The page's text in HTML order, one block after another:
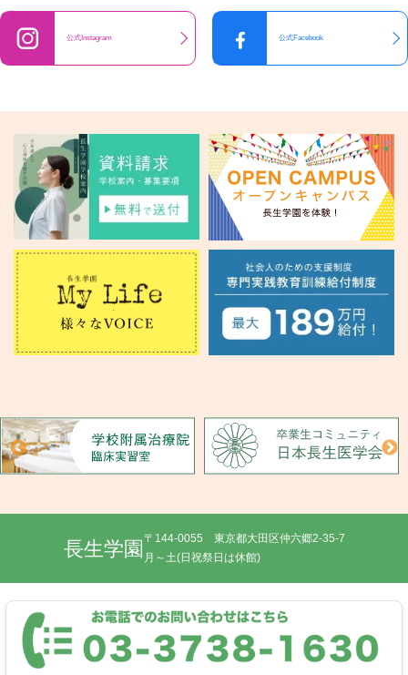
公式Instagram 公式Facebook
長生学園 〒144-0055 東京都大田区仲六郷2-35-7
月～土(日祝祭日は休館)